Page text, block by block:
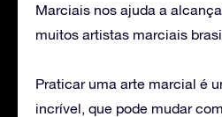
Marciais nos ajuda a
muitos artistas marciais
Praticar uma arte marcial é
incrível, que pode mudar